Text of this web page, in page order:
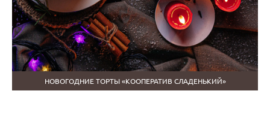
НОВОГОДНИЕ ТОРТЫ «КООПЕРАТИВ СЛАДЕНЬКИЙ»